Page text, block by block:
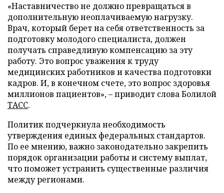
«Наставничество не должно превращаться в
дополнительную неоплачиваемую нагрузку.
Врач, который берет на себя ответственность за
подготовку молодого специалиста, должен
получать справедливую компенсацию за эту
работу. Это вопрос уважения к труду
медицинских работников и качества подготовки
кадров. И, в конечном счете, это вопрос здоровья
миллионов пациентов», – приводит слова Болилой
ТАСС.
Политик подчеркнула необходимость
утверждения единых федеральных стандартов.
По ее мнению, важно законодательно закрепить
порядок организации работы и систему выплат,
что поможет устранить существенные различия
между регионами.